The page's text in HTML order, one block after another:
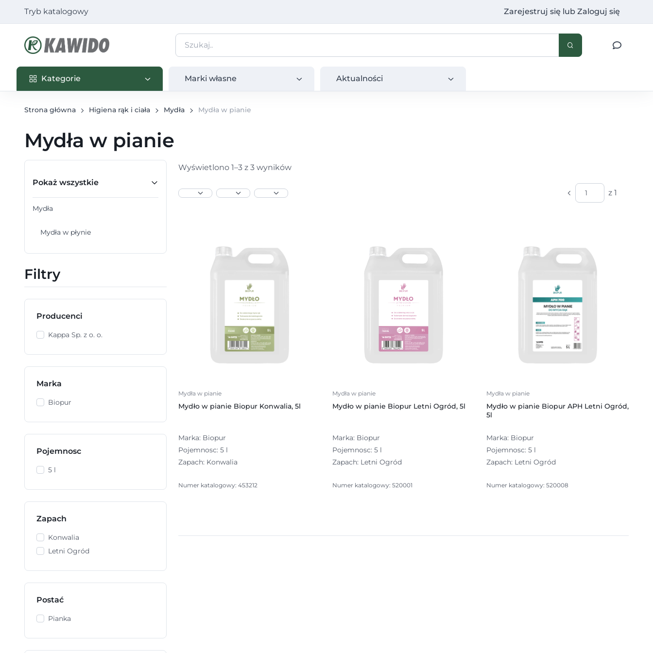
Tryb katalogowy Zarejestruj się lubZaloguj się
Kategorie
Kategorie Marki własne Aktualności
Strona główna Higiena rąk i ciała Mydła Mydła w pianie
Mydła w pianie
Pokaż wszystkie
Mydła
Mydła w płynie
Filtry
Producenci
Kappa Sp. z o. o.
Marka
Biopur
Pojemnosc
5 l
Zapach
Konwalia
Letni Ogród
Postać
Pianka
Wyświetlono 1–3 z 3 wyników
z 1
Mydła w pianie
Mydło w pianie Biopur Konwalia, 5l
Marka: Biopur
Pojemnosc: 5 l
Zapach: Konwalia
Numer katalogowy: 453212
Mydła w pianie
Mydło w pianie Biopur Letni Ogród, 5l
Marka: Biopur
Pojemnosc: 5 l
Zapach: Letni Ogród
Numer katalogowy: 520001
Mydła w pianie
Mydło w pianie Biopur APH Letni Ogród,
5l
Marka: Biopur
Pojemnosc: 5 l
Zapach: Letni Ogród
Numer katalogowy: 520008